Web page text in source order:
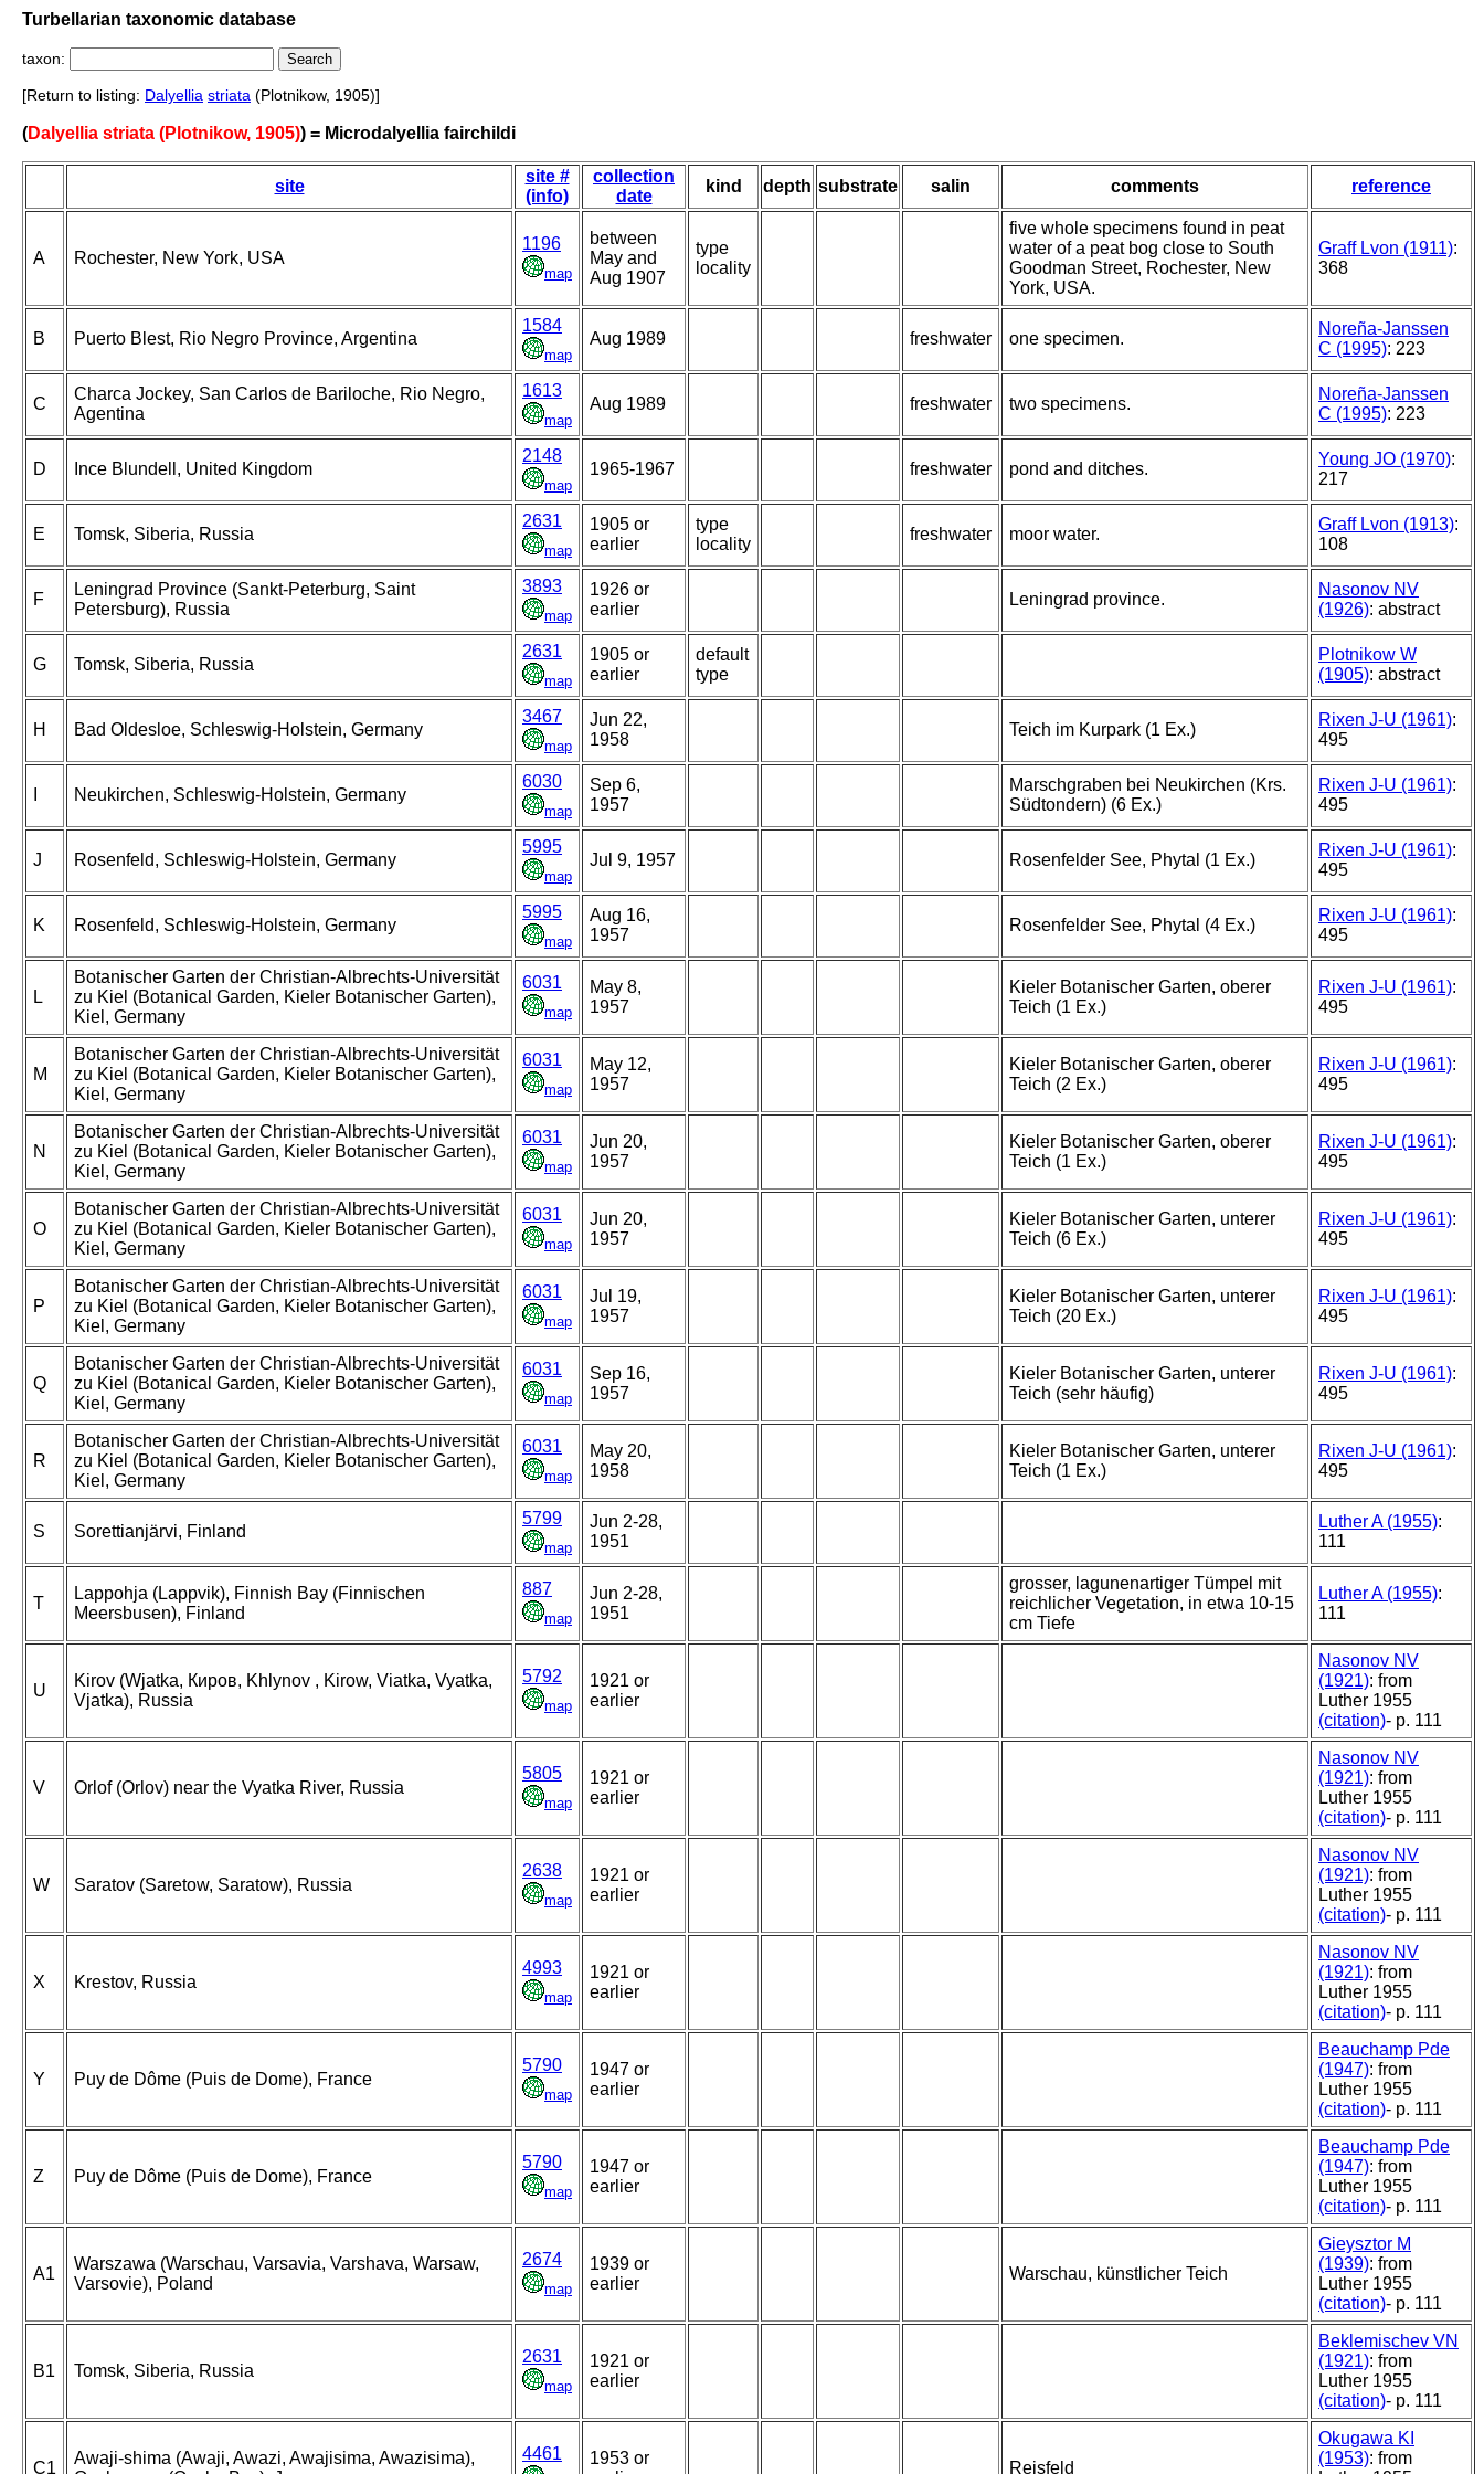
Turbellarian taxonomic database
taxon:
[Return to listing: Dalyellia striata (Plotnikow, 1905)]
(Dalyellia striata (Plotnikow, 1905)) = Microdalyellia fairchildi
site
site #
(info)
collection
date
kind depth substrate salin comments reference
A Rochester, New York, USA
1196
map
between
May and
Aug 1907
type
locality
five whole specimens found in peat
water of a peat bog close to South
Goodman Street, Rochester, New
York, USA.
Graff Lvon (1911):
368
B Puerto Blest, Rio Negro Province, Argentina
1584
map
Aug 1989 freshwater one specimen.
Noreña-Janssen
C (1995): 223
C
Charca Jockey, San Carlos de Bariloche, Rio Negro,
Agentina
1613
map
Aug 1989 freshwater two specimens.
Noreña-Janssen
C (1995): 223
D Ince Blundell, United Kingdom
2148
map
1965-1967 freshwater pond and ditches.
Young JO (1970):
217
E Tomsk, Siberia, Russia
2631
map
1905 or
earlier
type
locality
freshwater moor water.
Graff Lvon (1913):
108
F
Leningrad Province (Sankt-Peterburg, Saint
Petersburg), Russia
3893
map
1926 or
earlier
Leningrad province.
Nasonov NV
(1926): abstract
G Tomsk, Siberia, Russia
2631
map
1905 or
earlier
default
type
Plotnikow W
(1905): abstract
H Bad Oldesloe, Schleswig-Holstein, Germany
3467
map
Jun 22,
1958
Teich im Kurpark (1 Ex.)
Rixen J-U (1961):
495
Neukirchen, Schleswig-Holstein, Germany
6030
map
Sep 6,
1957
Marschgraben bei Neukirchen (Krs.
Südtondern) (6 Ex.)
Rixen J-U (1961):
495
J Rosenfeld, Schleswig-Holstein, Germany
5995
map
Jul 9, 1957 Rosenfelder See, Phytal (1 Ex.)
Rixen J-U (1961):
495
K Rosenfeld, Schleswig-Holstein, Germany
5995
map
Aug 16,
1957
Rosenfelder See, Phytal (4 Ex.)
Rixen J-U (1961):
495
L
Botanischer Garten der Christian-Albrechts-Universität
zu Kiel (Botanical Garden, Kieler Botanischer Garten),
Kiel, Germany
6031
map
May 8,
1957
Kieler Botanischer Garten, oberer
Teich (1 Ex.)
Rixen J-U (1961):
495
M
Botanischer Garten der Christian-Albrechts-Universität
zu Kiel (Botanical Garden, Kieler Botanischer Garten),
Kiel, Germany
6031
map
May 12,
1957
Kieler Botanischer Garten, oberer
Teich (2 Ex.)
Rixen J-U (1961):
495
N
Botanischer Garten der Christian-Albrechts-Universität
zu Kiel (Botanical Garden, Kieler Botanischer Garten),
Kiel, Germany
6031
map
Jun 20,
1957
Kieler Botanischer Garten, oberer
Teich (1 Ex.)
Rixen J-U (1961):
495
O
Botanischer Garten der Christian-Albrechts-Universität
zu Kiel (Botanical Garden, Kieler Botanischer Garten),
Kiel, Germany
6031
map
Jun 20,
1957
Kieler Botanischer Garten, unterer
Teich (6 Ex.)
Rixen J-U (1961):
495
P
Botanischer Garten der Christian-Albrechts-Universität
zu Kiel (Botanical Garden, Kieler Botanischer Garten),
Kiel, Germany
6031
map
Jul 19,
1957
Kieler Botanischer Garten, unterer
Teich (20 Ex.)
Rixen J-U (1961):
495
Q
Botanischer Garten der Christian-Albrechts-Universität
zu Kiel (Botanical Garden, Kieler Botanischer Garten),
Kiel, Germany
6031
map
Sep 16,
1957
Kieler Botanischer Garten, unterer
Teich (sehr häufig)
Rixen J-U (1961):
495
R
Botanischer Garten der Christian-Albrechts-Universität
zu Kiel (Botanical Garden, Kieler Botanischer Garten),
Kiel, Germany
6031
map
May 20,
1958
Kieler Botanischer Garten, unterer
Teich (1 Ex.)
Rixen J-U (1961):
495
S Sorettianjärvi, Finland
5799
map
Jun 2-28,
1951
Luther A (1955):
111
T
Lappohja (Lappvik), Finnish Bay (Finnischen
Meersbusen), Finland
887
map
Jun 2-28,
1951
grosser, lagunenartiger Tümpel mit
reichlicher Vegetation, in etwa 10-15
cm Tiefe
Luther A (1955):
111
U
Kirov (Wjatka, Киров, Khlynov , Kirow, Viatka, Vyatka,
Vjatka), Russia
5792
map
1921 or
earlier
Nasonov NV
(1921): from
Luther 1955
(citation)- p. 111
V Orlof (Orlov) near the Vyatka River, Russia
5805
map
1921 or
earlier
Nasonov NV
(1921): from
Luther 1955
(citation)- p. 111
W Saratov (Saretow, Saratow), Russia
2638
map
1921 or
earlier
Nasonov NV
(1921): from
Luther 1955
(citation)- p. 111
X Krestov, Russia
4993
map
1921 or
earlier
Nasonov NV
(1921): from
Luther 1955
(citation)- p. 111
Y Puy de Dôme (Puis de Dome), France
5790
map
1947 or
earlier
Beauchamp Pde
(1947): from
Luther 1955
(citation)- p. 111
Z Puy de Dôme (Puis de Dome), France
5790
map
1947 or
earlier
Beauchamp Pde
(1947): from
Luther 1955
(citation)- p. 111
A1
Warszawa (Warschau, Varsavia, Varshava, Warsaw,
Varsovie), Poland
2674
map
1939 or
earlier
Warschau, künstlicher Teich
Gieysztor M
(1939): from
Luther 1955
(citation)- p. 111
B1 Tomsk, Siberia, Russia
2631
map
1921 or
earlier
Beklemischev VN
(1921): from
Luther 1955
(citation)- p. 111
C1
Awaji-shima (Awaji, Awazi, Awajisima, Awazisima),
4461
1953 or
Reisfeld
Okugawa KI
(1953): from